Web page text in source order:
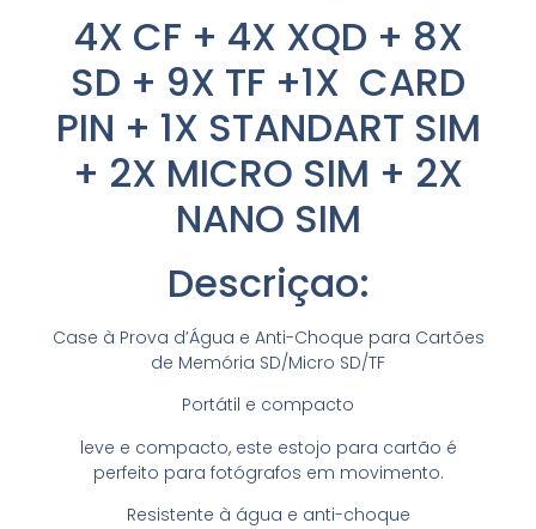
4X CF + 4X XQD + 8X
SD + 9X TF +1X CARD
PIN + 1X STANDART SIM
+ 2X MICRO SIM + 2X
NANO SIM
Descriçao:
Case à Prova d’Água e Anti-Choque para Cartões
de Memória SD/Micro SD/TF
Portátil e compacto
leve e compacto, este estojo para cartão é
perfeito para fotógrafos em movimento.
Resistente à água e anti-choque